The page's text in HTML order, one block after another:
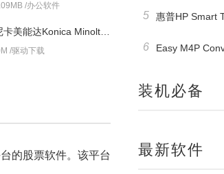
/办公软件
/驱动下载
的股票软件。该平台
5 惠普HP Smart
6 Easy M4P
装机必备
最新软件